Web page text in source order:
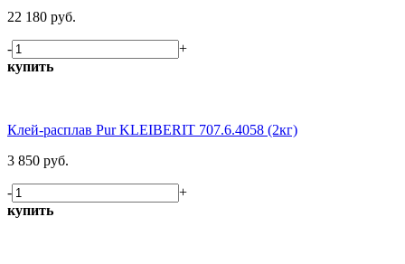
22 180 руб.
-
+
купить
Клей-расплав Pur KLEIBERIT 707.6.4058 (2кг)
3 850 руб.
-
+
купить